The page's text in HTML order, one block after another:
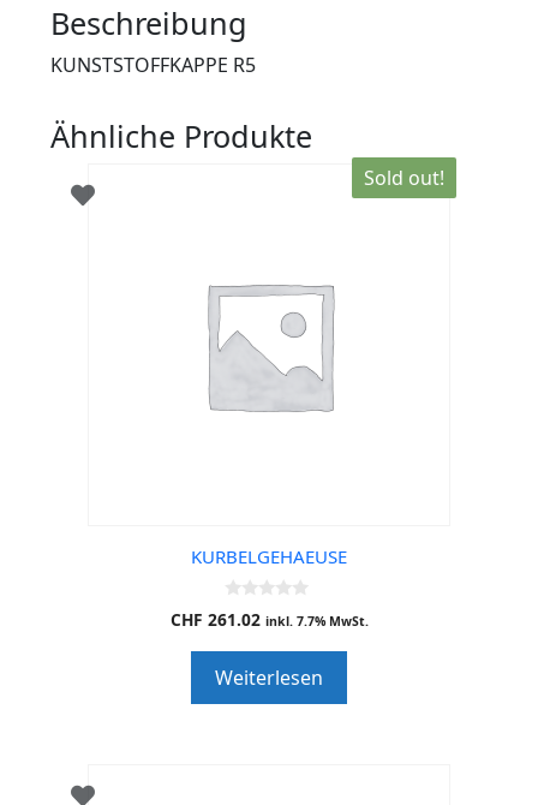
Beschreibung
KUNSTSTOFFKAPPE R5
Ähnliche Produkte
Sold out!
KURBELGEHAEUSE
0
o
o
f
5
CHF 261.02 inkl. 7.7% MwSt.
Weiterlesen